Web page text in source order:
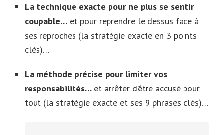
La technique exacte pour ne plus se sentir
coupable… et pour reprendre le dessus face à
ses reproches (la stratégie exacte en 3 points
clés)…
La méthode précise pour limiter vos
responsabilités… et arrêter d’être accusé pour
tout (la stratégie exacte et ses 9 phrases clés)…